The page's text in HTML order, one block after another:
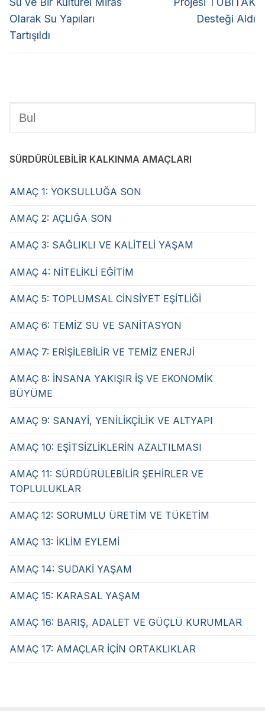
Olarak Su Yapıları
Tartışıldı
Desteği Aldı
SÜRDÜRÜLEBİLİR KALKINMA AMAÇLARI
AMAÇ 1: YOKSULLUĞA SON
AMAÇ 2: AÇLIĞA SON
AMAÇ 3: SAĞLIKLI VE KALİTELİ YAŞAM
AMAÇ 4: NİTELİKLİ EĞİTİM
AMAÇ 5: TOPLUMSAL CİNSİYET EŞİTLİĞİ
AMAÇ 6: TEMİZ SU VE SANİTASYON
AMAÇ 7: ERİŞİLEBİLİR VE TEMİZ ENERJİ
AMAÇ 8: İNSANA YAKIŞIR İŞ VE EKONOMİK
BÜYÜME
AMAÇ 9: SANAYİ, YENİLİKÇİLİK VE ALTYAPI
AMAÇ 10: EŞİTSİZLİKLERİN AZALTILMASI
AMAÇ 11: SÜRDÜRÜLEBİLİR ŞEHİRLER VE
TOPLULUKLAR
AMAÇ 12: SORUMLU ÜRETİM VE TÜKETİM
AMAÇ 13: İKLİM EYLEMİ
AMAÇ 14: SUDAKİ YAŞAM
AMAÇ 15: KARASAL YAŞAM
AMAÇ 16: BARIŞ, ADALET VE GÜÇLÜ KURUMLAR
AMAÇ 17: AMAÇLAR İÇİN ORTAKLIKLAR